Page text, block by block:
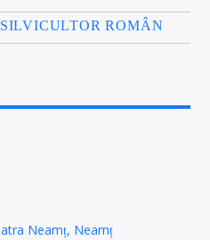
ROMÂN
Neamț, Neamț